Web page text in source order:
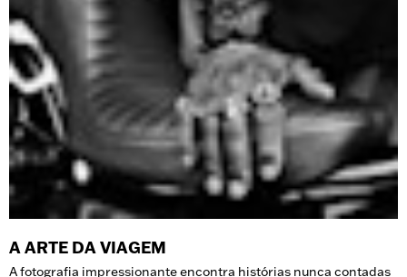
A ARTE DA VIAGEM
A fotografia impressionante encontra histórias nunca contadas